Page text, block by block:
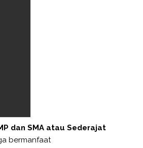
dan SMA atau Sederajat
bermanfaat